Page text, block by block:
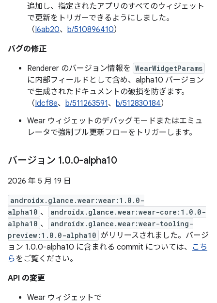
追加し、指定されたアプリのすべてのウィジェット
で更新をトリガーできるようにしました。
（I6ab20、 b/510896410）
バグの修正
Renderer のバージョン情報を WearWidgetParams
に内部フィールドとして含め、alpha10 バージョン
で生成されたドキュメントの破損を防ぎます。
（Idcf8e、 b/511263591、 b/512830184）
Wear ウィジェットのデバッグモードまたはエミュ
レータで強制プル更新フローをトリガーします。
バージョン 1.0.0-alpha10
2026 年 5 月 19 日
androidx.glance.wear:wear:1.0.0-
alpha10 、
androidx.glance.wear:wear-core:1.0.0-
alpha10 、
androidx.glance.wear:wear-tooling-
preview:1.0.0-alpha10 がリリースされました。バージ
ョン 1.0.0-alpha10 に含まれる commit については、 こち
らをご覧ください。
API の変更
Wear ウィジェットで